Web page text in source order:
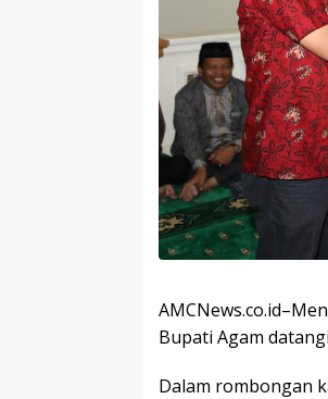
Bupati Agam
Dalam rombongan